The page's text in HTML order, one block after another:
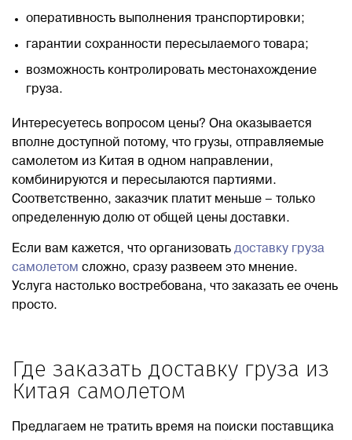
оперативность выполнения транспортировки;
гарантии сохранности пересылаемого товара;
возможность контролировать местонахождение
груза.
Интересуетесь вопросом цены? Она оказывается
вполне доступной потому, что грузы, отправляемые
самолетом из Китая в одном направлении,
комбинируются и пересылаются партиями.
Соответственно, заказчик платит меньше – только
определенную долю от общей цены доставки.
Если вам кажется, что организовать доставку груза
самолетом сложно, сразу развеем это мнение.
Услуга настолько востребована, что заказать ее очень
просто.
Где заказать доставку груза из
Китая самолетом
Предлагаем не тратить время на поиски поставщика